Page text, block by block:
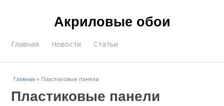
Акриловые обои
Главная Новости Статьи
Главная » Пластиковые панели
Пластиковые панели